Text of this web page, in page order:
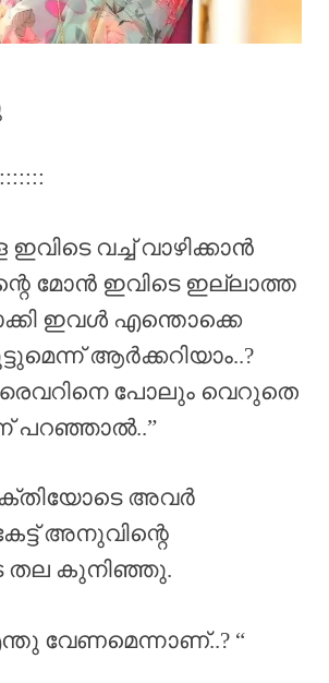
വച്ച് വാഴിക്കാൻ
മോൻ ഇവിടെ ഇല്ലാത്ത
ഇവൾ എന്തൊക്കെ
ആർക്കറിയാം..?
പോലും വെറുതെ
പറഞ്ഞാൽ..”
അവർ
അനുവിന്റെ
തല കുനിഞ്ഞു.
വേണമെന്നാണ്..? “